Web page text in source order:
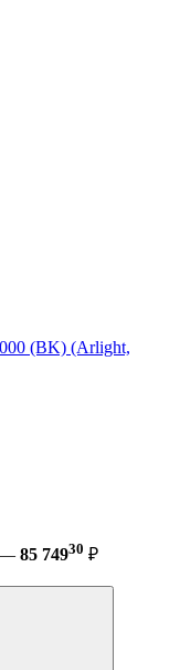
(BK) (Arlight,
— 85 74930 ₽